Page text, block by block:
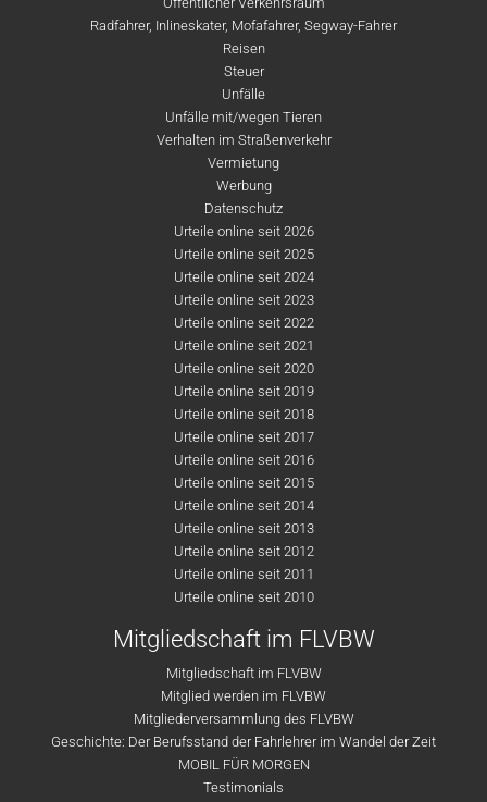
Radfahrer, Inlineskater, Mofafahrer, Segway-Fahrer
Reisen
Steuer
Unfälle
Unfälle mit/wegen Tieren
Verhalten im Straßenverkehr
Vermietung
Werbung
Datenschutz
Urteile online seit 2026
Urteile online seit 2025
Urteile online seit 2024
Urteile online seit 2023
Urteile online seit 2022
Urteile online seit 2021
Urteile online seit 2020
Urteile online seit 2019
Urteile online seit 2018
Urteile online seit 2017
Urteile online seit 2016
Urteile online seit 2015
Urteile online seit 2014
Urteile online seit 2013
Urteile online seit 2012
Urteile online seit 2011
Urteile online seit 2010
Mitgliedschaft im FLVBW
Mitgliedschaft im FLVBW
Mitglied werden im FLVBW
Mitgliederversammlung des FLVBW
Geschichte: Der Berufsstand der Fahrlehrer im Wandel der Zeit
MOBIL FÜR MORGEN
Testimonials